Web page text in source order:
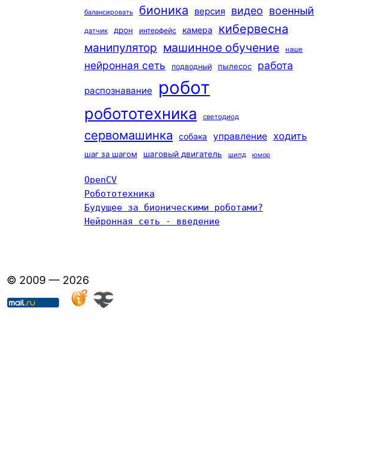
балансировать бионика версия видео военный
датчик дрон интерфейс камера кибервесна
манипулятор машинное обучение наше
нейронная сеть подводный пылесос работа
распознавание робот
робототехника светодиод
сервомашинка собака управление ходить
шаг за шагом шаговый двигатель шилд юмор
OpenCV
Робототехника
Будущее за бионическими роботами?
Нейронная сеть - введение
© 2009 — 2026